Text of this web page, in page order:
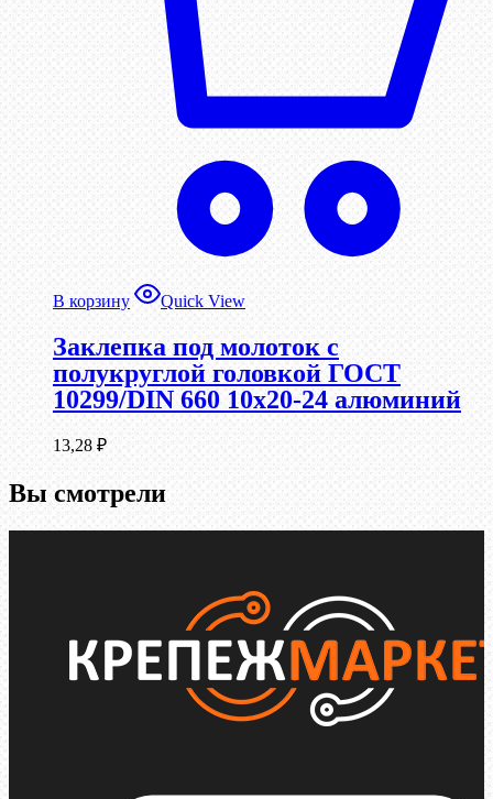
В корзину Quick View
Заклепка под молоток с
полукруглой головкой ГОСТ
10299/DIN 660 10х20-24 алюминий
13,28 ₽
Вы смотрели